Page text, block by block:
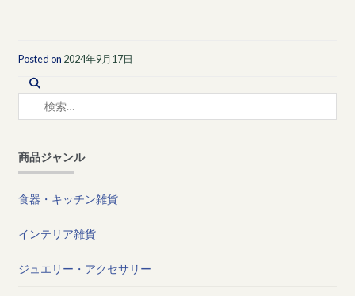
Posted on 2024年9月17日
索:
商品ジャンル
食器・キッチン雑貨
インテリア雑貨
ジュエリー・アクセサリー